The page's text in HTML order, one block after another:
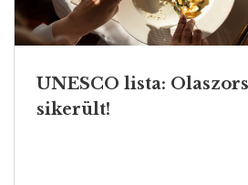
UNESCO lista:
sikerült!